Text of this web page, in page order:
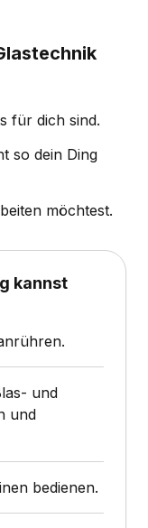
für dich sind.
so dein Ding
möchtest.
kannst
und
und
bedienen.